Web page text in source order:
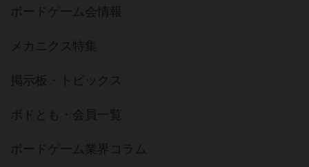
ボードゲーム会情報
メカニクス特集
掲示板・トピックス
ボドとも・会員一覧
ボードゲーム業界コラム